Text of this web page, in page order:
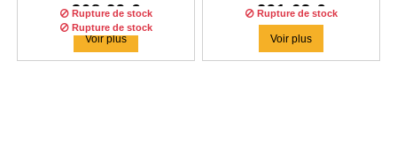
308,29 €
Rupture de stock
Voir plus
291,63 €
Rupture de stock
Voir plus
Rupture de stock